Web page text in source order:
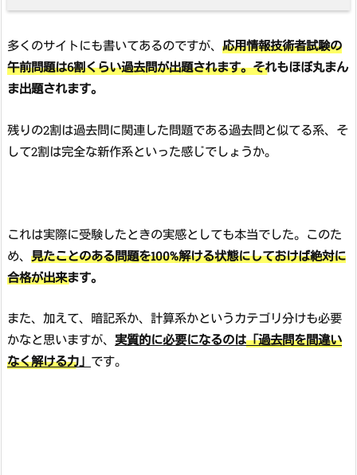
多くのサイトにも書いてあるのですが、 応用情報技術者試験の
午前問題は6割くらい過去問が出題されます。それもほぼ丸まん
ま出題されます。
残りの2割は過去問に関連した問題である過去問と似てる系、そ
して2割は完全な新作系といった感じでしょうか。
これは実際に受験したときの実感としても本当でした。このた
め、 見たことのある問題を100%解ける状態にしておけば絶対に
合格が出来ます。
また、加えて、暗記系か、計算系かというカテゴリ分けも必要
かなと思いますが、 実質的に必要になるのは「過去問を間違い
なく解ける力」 です。